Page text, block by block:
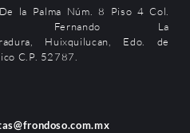
la Palma Núm. 8 Piso 4 Col.
Fernando La
Huixquilucan, Edo. de
C.P. 52787.